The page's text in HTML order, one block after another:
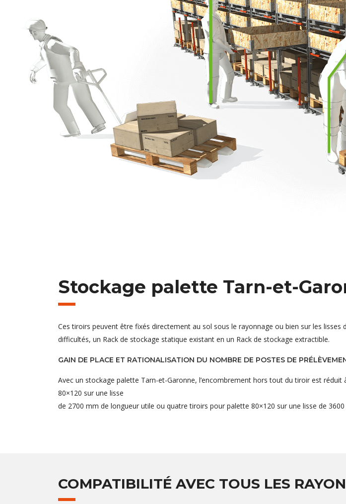
Stockage palette Tarn-et-
Ces tiroirs peuvent être fixés directement au sol sous le rayonnage ou bien sur les
difficultés, un Rack de stockage statique existant en un Rack de stockage extractible.
GAIN DE PLACE ET RATIONALISATION DU NOMBRE DE POSTES DE
Avec un stockage palette Tarn-et-Garonne, l’encombrement hors tout du tiroir est
80×120 sur une lisse
de 2700 mm de longueur utile ou quatre tiroirs pour palette 80×120 sur une lisse de
COMPATIBILITÉ AVEC TOUS LES